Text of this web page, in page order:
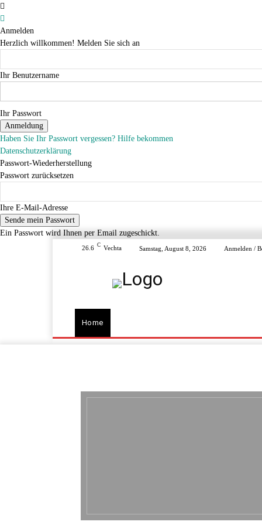
Anmelden
Herzlich willkommen! Melden Sie sich an
Ihr Benutzername
Ihr Passwort
Haben Sie Ihr Passwort vergessen? Hilfe bekommen
Datenschutzerklärung
Passwort-Wiederherstellung
Passwort zurücksetzen
Ihre E-Mail-Adresse
Ein Passwort wird Ihnen per Email zugeschickt.
26.6 C Vechta Samstag, August 8, 2026 Anmelden /
Home